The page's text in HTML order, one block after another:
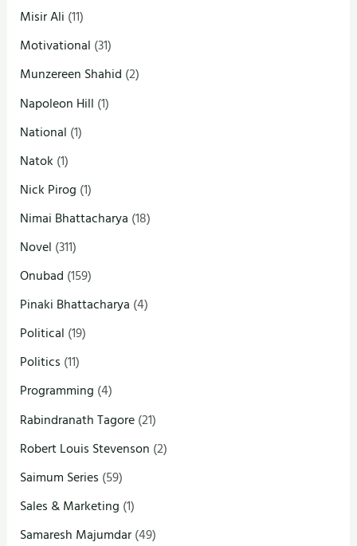
Misir Ali (11)
Motivational (31)
Munzereen Shahid (2)
Napoleon Hill (1)
National (1)
Natok (1)
Nick Pirog (1)
Nimai Bhattacharya (18)
Novel (311)
Onubad (159)
Pinaki Bhattacharya (4)
Political (19)
Politics (11)
Programming (4)
Rabindranath Tagore(21)
Robert Louis Stevenson (2)
Saimum Series (59)
Sales & Marketing (1)
Samaresh Majumdar(49)